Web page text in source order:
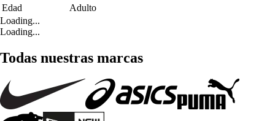
Edad
Adulto
Loading...
Loading...
Todas nuestras marcas